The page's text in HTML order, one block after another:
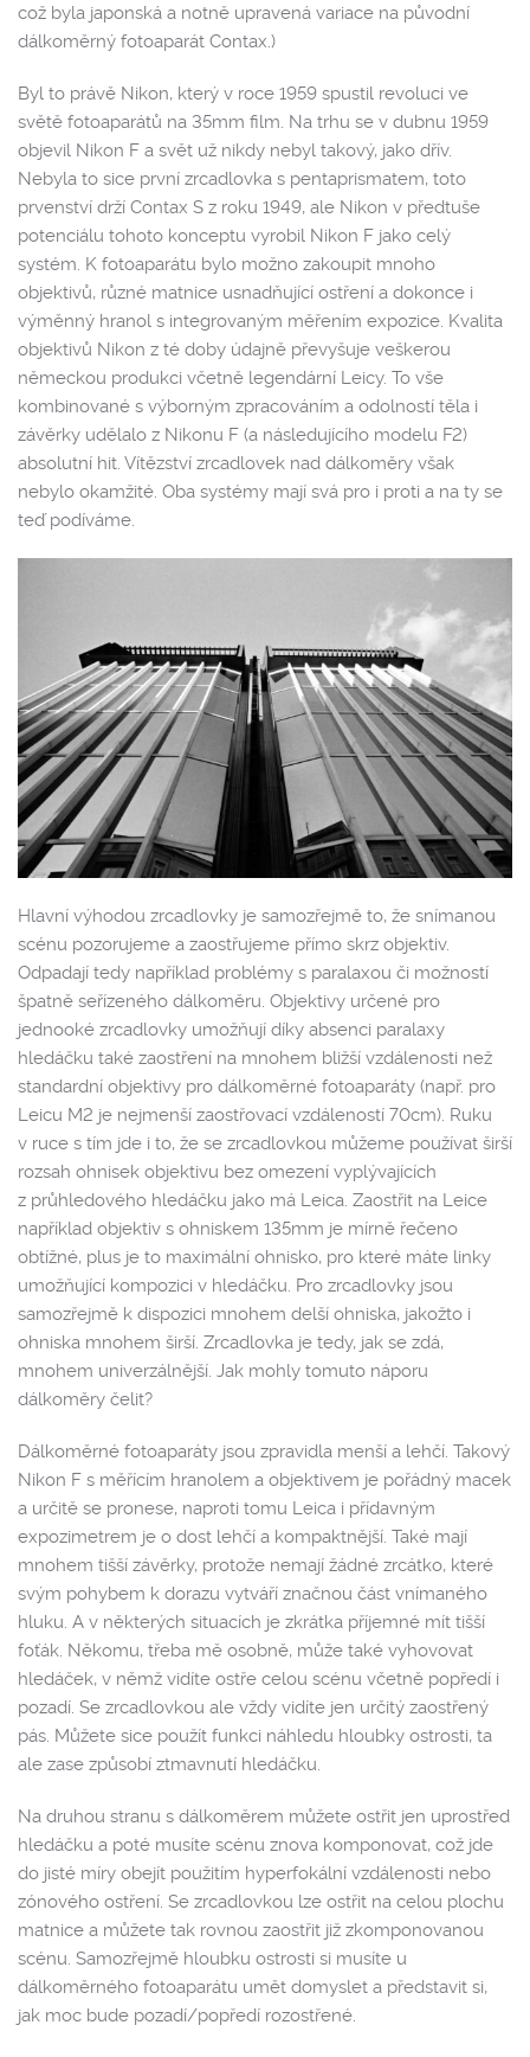
což byla japonská a notně upravená variace na původní
dálkoměrný fotoaparát Contax.)
Byl to právě Nikon, který v roce 1959 spustil revoluci ve
světě fotoaparátů na 35mm film. Na trhu se v dubnu 1959
objevil Nikon F a svět už nikdy nebyl takový, jako dřív.
Nebyla to sice první zrcadlovka s pentaprismatem, toto
prvenství drží Contax S z roku 1949, ale Nikon v předtuše
potenciálu tohoto konceptu vyrobil Nikon F jako celý
systém. K fotoaparátu bylo možno zakoupit mnoho
objektivů, různé matnice usnadňující ostření a dokonce i
výměnný hranol s integrovaným měřením expozice. Kvalita
objektivů Nikon z té doby údajně převyšuje veškerou
německou produkci včetně legendární Leicy. To vše
kombinované s výborným zpracováním a odolností těla i
závěrky udělalo z Nikonu F (a následujícího modelu F2)
absolutní hit. Vítězství zrcadlovek nad dálkoměry však
nebylo okamžité. Oba systémy mají svá pro i proti a na ty se
teď podíváme.
Hlavní výhodou zrcadlovky je samozřejmě to, že snímanou
scénu pozorujeme a zaostřujeme přímo skrz objektiv.
Odpadají tedy například problémy s paralaxou či možností
špatně seřízeného dálkoměru. Objektivy určené pro
jednooké zrcadlovky umožňují díky absenci paralaxy
hledáčku také zaostření na mnohem bližší vzdálenosti než
standardní objektivy pro dálkoměrné fotoaparáty (např. pro
Leicu M2 je nejmenší zaostřovací vzdáleností 70cm). Ruku
v ruce s tím jde i to, že se zrcadlovkou můžeme používat širší
rozsah ohnisek objektivu bez omezení vyplývajících
z průhledového hledáčku jako má Leica. Zaostřit na Leice
například objektiv s ohniskem 135mm je mírně řečeno
obtížné, plus je to maximální ohnisko, pro které máte linky
umožňující kompozici v hledáčku. Pro zrcadlovky jsou
samozřejmě k dispozici mnohem delší ohniska, jakožto i
ohniska mnohem širší. Zrcadlovka je tedy, jak se zdá,
mnohem univerzálnější. Jak mohly tomuto náporu
dálkoměry čelit?
Dálkoměrné fotoaparáty jsou zpravidla menší a lehčí. Takový
Nikon F s měřícím hranolem a objektivem je pořádný macek
a určitě se pronese, naproti tomu Leica i přídavným
expozimetrem je o dost lehčí a kompaktnější. Také mají
mnohem tišší závěrky, protože nemají žádné zrcátko, které
svým pohybem k dorazu vytváří značnou část vnímaného
hluku. A v některých situacích je zkrátka příjemné mít tišší
foťák. Někomu, třeba mě osobně, může také vyhovovat
hledáček, v němž vidíte ostře celou scénu včetně popředí i
pozadí. Se zrcadlovkou ale vždy vidíte jen určitý zaostřený
pás. Můžete sice použít funkci náhledu hloubky ostrosti, ta
ale zase způsobí ztmavnutí hledáčku.
Na druhou stranu s dálkoměrem můžete ostřit jen uprostřed
hledáčku a poté musíte scénu znova komponovat, což jde
do jisté míry obejít použitím hyperfokální vzdálenosti nebo
zónového ostření. Se zrcadlovkou lze ostřit na celou plochu
matnice a můžete tak rovnou zaostřit již zkomponovanou
scénu. Samozřejmě hloubku ostrosti si musíte u
dálkoměrného fotoaparátu umět domyslet a představit si,
jak moc bude pozadí/popředí rozostřené.